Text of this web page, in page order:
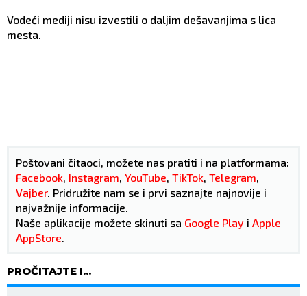
Vodeći mediji nisu izvestili o daljim dešavanjima s lica
mesta.
Poštovani čitaoci, možete nas pratiti i na platformama:
Facebook Instagram YouTube TikTok Telegram
Vajber. Pridružite nam se i prvi saznajte najnovije i
najvažnije informacije.
Naše aplikacije možete skinuti sa Google Play i Apple
AppStore
PROČITAJTE I...